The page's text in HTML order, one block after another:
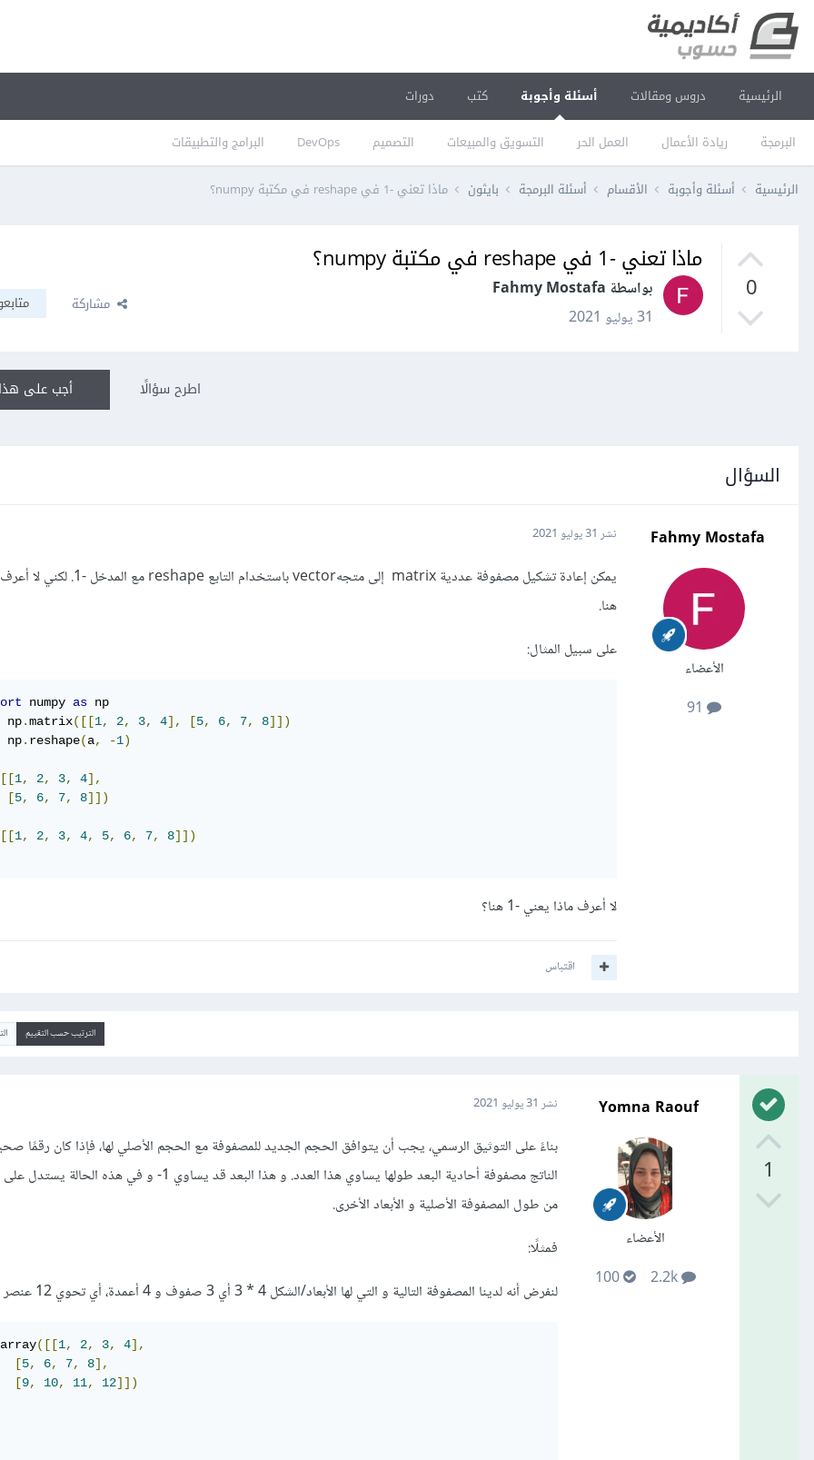
الرئيسية دروس ومقالات أسئلة وأجوبة
البرمجة ريادة الأعمال العمل الحر التسويق والمبيعات التصميم DevOps البرامج والتطبيقات
كتب دورات
الرئيسية أسئلة وأجوبة الأقسام أسئلة البرمجة بايثون ماذا تعني -1 في reshape في مكتبة numpy؟
0
ماذا تعني -1 في reshape في مكتبة numpy؟
بواسطة Fahmy Mostafa
31 يوليو 2021
مشاركة
أجب على اطرح سؤالًا
السؤال
Fahmy Mostafa
الأعضاء
نشر 31 يوليو 2021
هنا.
على سبيل المثال:
numpy as
np.matrix([[1, 2, 3, 4], [5, 6, 7, 8]])
np. reshape(a, -1)
1, 2, 3, 4],
[5, 6, 7, 8]])
1, 2, 3, 4, 5, 6, 7, 8]])
لا أعرف ماذا يعني -1 هنا؟
اقتباس
الترتيب حسب التقييم
1
Yomna Raouf
الأعضاء
2.2k
100
نشر 31 يوليو 2021
بناءً على التوثيق الرسمي، يجب أن يتوافق الحجم الجديد للمصفوفة مع الحجم الأصلي لها، فإذا كان رقمًا
الناتج مصفوفة أحادية البعد طولها يساوي هذا العدد. و هذا البعد قد يساوي 1- و في
من طول المصفوفة الأصلية و الأبعاد الأخرى.
فمثلًا:
لنفرض أنه لدينا المصفوفة التالية و التي لها الأبعاد/الشكل 4 * 3 أي 3 صفوف و 4 أعمدة، أي تحوي 12 عنصر
array([[1, 2, 3, 4],
[5, 6, 7, 8],
[9, 10, 11, 12]])